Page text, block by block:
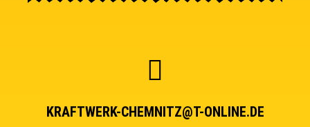
KRAFTWERK-CHEMNITZ@T-ONLINE.DE